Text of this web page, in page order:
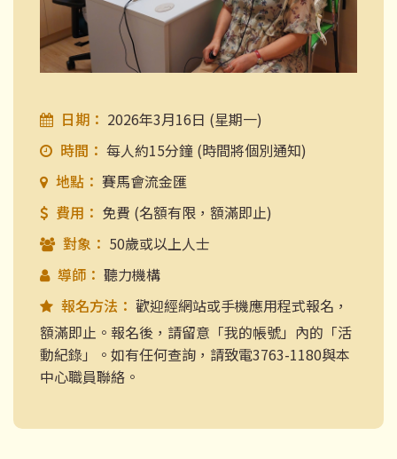
日期： 2026年3月16日 (星期一)
時間： 每人約15分鐘 (時間將個別通知)
地點： 賽馬會流金匯
費用： 免費 (名額有限，額滿即止)
對象： 50歲或以上人士
導師： 聽力機構
報名方法： 歡迎經網站或手機應用程式報名，
額滿即止。報名後，請留意「我的帳號」內的「活
動紀錄」。如有任何查詢，請致電3763-1180與本
中心職員聯絡。